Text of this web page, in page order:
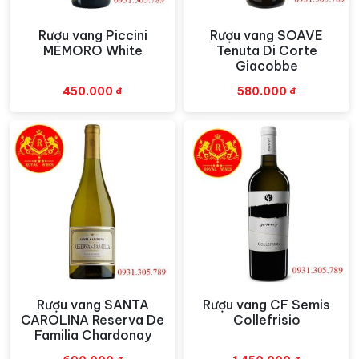
lần nếm, khiến cho mỗi giọt rượu là một trải nghiệm
thưởng thức sâu sắc và đầy ấn tượng. Hương thơm
phấn khích này sẽ thôi thúc bạn để thưởng thức thêm,
để cảm nhận được sự dư vị dài lâu và quyến rũ của nó.
Phương Pháp Sản Xuất Vang Úc
Tournon Pyrenees Chardonnay
Landsborough Vineyard
rượu vang này được sản xuất thông qua quy trình
nghiêm ngặt và kiểm soát liên tục để đảm bảo chất
lượng luôn đạt tới đỉnh cao. Trái nho Chardonnay căng
tròn và chín mọng được lựa chọn kỹ lưỡng trong quá
nhẹ và lên men ở nhiệt độ thích hợp trong vài ngày để
tạo ra hương vị đặc trưng.
Xem nhanh
Rượu vang Piccini
MEMORO White
450.000 ₫
Xem nhanh
Rượu vang SOAVE
Tenuta Di Corte
Giacobbe
580.000 ₫
Xem nhanh
Rượu vang SANTA
CAROLINA Reserva De
Familia Chardonay
Xem nhanh
Rượu vang CF Semis
Collefrisio